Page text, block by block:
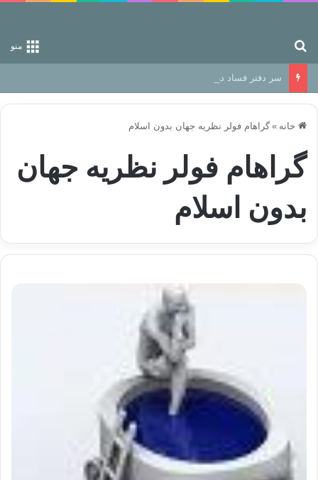
منو
سر دفتر فساد در زمین‌، دوری وکناره‌گیری از راه خداست‌!
خانه » گراهام فولر نظريه جهان بدون اسلام
گراهام فولر نظريه جهان
بدون اسلام